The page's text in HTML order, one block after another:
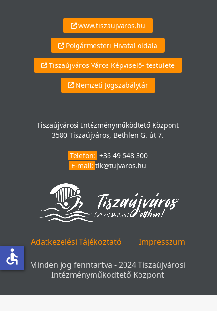
www.tiszaujvaros.hu
Polgármesteri Hivatal oldala
Tiszaújváros Város Képviselő- testülete
Nemzeti Jogszabálytár
Tiszaújvárosi Intézményműködtető Központ
3580 Tiszaújváros, Bethlen G. út 7.
Telefon: +36 49 548 300
E-mail: tik@tujvaros.hu
Adatkezelési Tájékoztató Impresszum
Minden jog fenntartva - 2024 Tiszaújvárosi
Intézményműködtető Központ
accessible